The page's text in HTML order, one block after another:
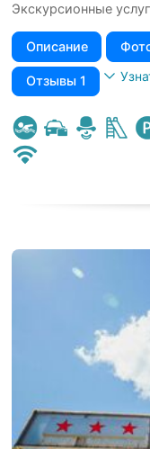
Экскурсионные
Описание
Отзывы 1